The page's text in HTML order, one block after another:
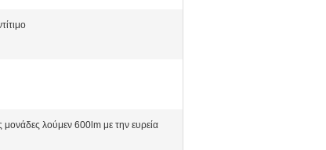
μονάδες λούμεν 600lm με την ευρεία